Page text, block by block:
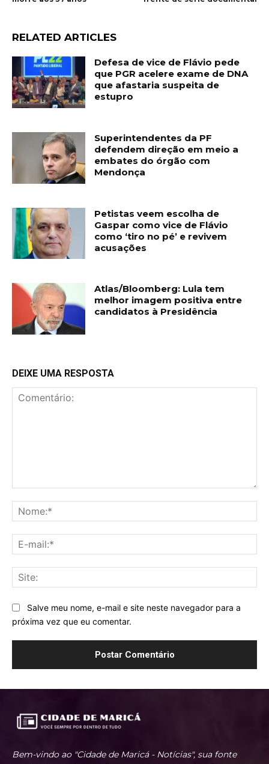
RELATED ARTICLES
Defesa de vice de Flávio pede
que PGR acelere exame de DNA
que afastaria suspeita de
estupro
Superintendentes da PF
defendem direção em meio a
embates do órgão com
Mendonça
Petistas veem escolha de
Gaspar como vice de Flávio
como ‘tiro no pé’ e revivem
acusações
Atlas/Bloomberg: Lula tem
melhor imagem positiva entre
candidatos à Presidência
DEIXE UMA RESPOSTA
Salve meu nome, e-mail e site neste navegador para a
próxima vez que eu comentar.
Bem-vindo ao "Cidade de Maricá - Notícias", sua fonte